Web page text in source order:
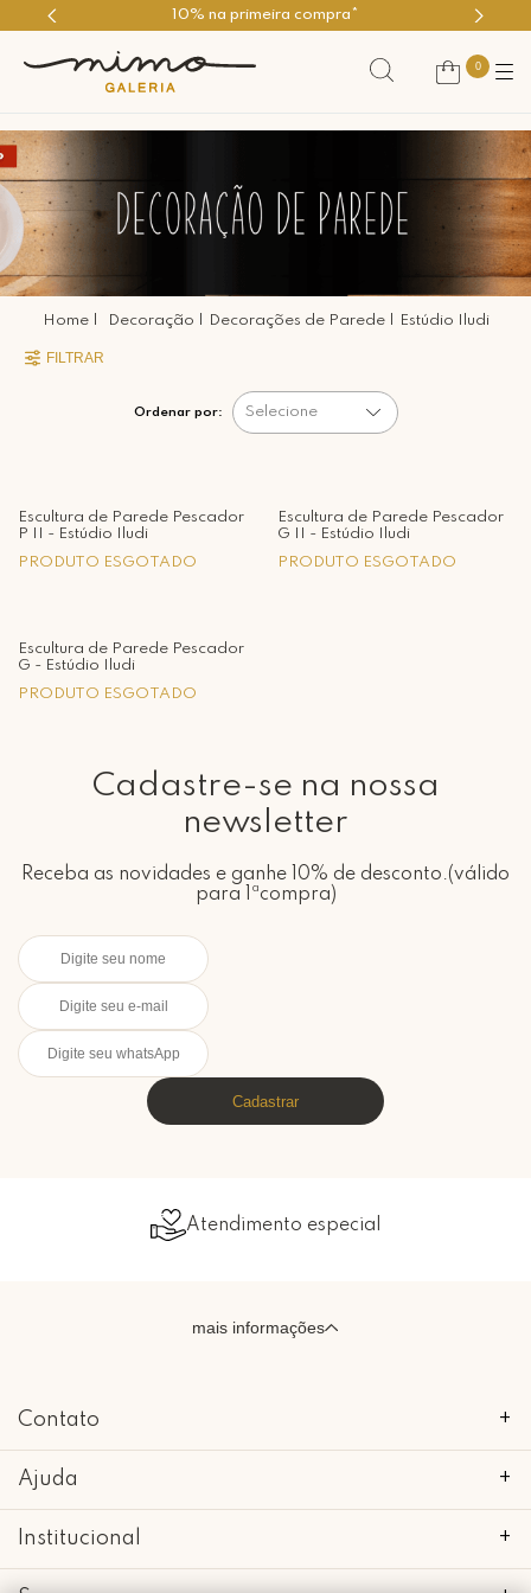
10% na primeira compra*
0
Decoração Decorações de Parede Estúdio Iludi
FILTRAR
Ordenar por: Selecione
Escultura de Parede Pescador
P II - Estúdio Iludi
PRODUTO ESGOTADO
Escultura de Parede Pescador
G II - Estúdio Iludi
PRODUTO ESGOTADO
Escultura de Parede Pescador
G - Estúdio Iludi
PRODUTO ESGOTADO
Cadastre-se na nossa
newsletter
Receba as novidades e ganhe 10% de desconto.(válido
para 1ªcompra)
Cadastrar
Atendimento especial
mais informações
Contato +
Ajuda +
Institucional +